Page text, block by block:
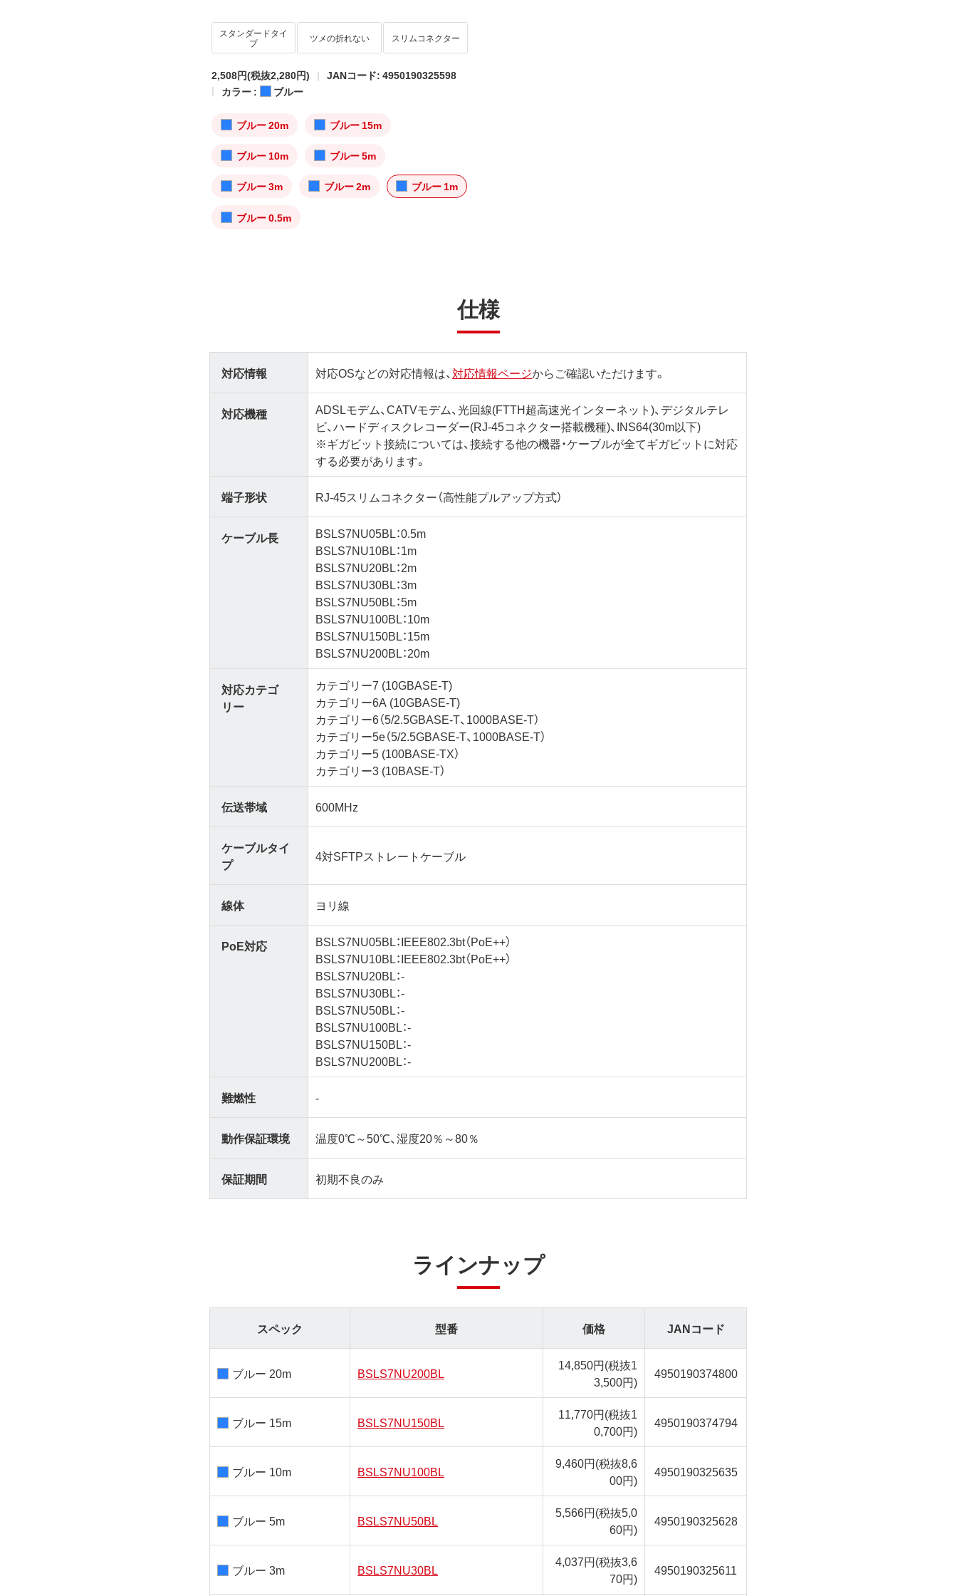
スタンダードタイ
プ ツメの折れない スリムコネクター
2,508円(税抜2,280円)
JANコード: 4950190325598
カラー :
ブルー
ブルー 20m ブルー 15m
ブルー 10m ブルー 5m
ブルー 3m ブルー 2m ブルー 1m
ブルー 0.5m
仕様
対応情報 対応OSなどの対応情報は、対応情報ページからご確認いただけます。
対応機種
ADSLモデム、CATVモデム、光回線(FTTH超高速光インターネット)、デジタルテレ
ビ、ハードディスクレコーダー(RJ-45コネクター搭載機種)、INS64(30m以下)
※ギガビット接続については、接続する他の機器・ケーブルが全てギガビットに対応
する必要があります。
端子形状 RJ-45スリムコネクター（高性能プルアップ方式）
ケーブル長
BSLS7NU05BL：0.5m
BSLS7NU10BL：1m
BSLS7NU20BL：2m
BSLS7NU30BL：3m
BSLS7NU50BL：5m
BSLS7NU100BL：10m
BSLS7NU150BL：15m
BSLS7NU200BL：20m
対応カテゴ
リー
カテゴリー7 (10GBASE-T)
カテゴリー6A (10GBASE-T)
カテゴリー6（5/2.5GBASE-T、1000BASE-T）
カテゴリー5e（5/2.5GBASE-T、1000BASE-T）
カテゴリー5 (100BASE-TX）
カテゴリー3 (10BASE-T）
伝送帯域 600MHz
ケーブルタイ
プ
4対SFTPストレートケーブル
線体 ヨリ線
PoE対応
BSLS7NU05BL：IEEE802.3bt（PoE++）
BSLS7NU10BL：IEEE802.3bt（PoE++）
BSLS7NU20BL：-
BSLS7NU30BL：-
BSLS7NU50BL：-
BSLS7NU100BL：-
BSLS7NU150BL：-
BSLS7NU200BL：-
難燃性 -
動作保証環境 温度0℃～50℃、湿度20％～80％
保証期間 初期不良のみ
ラインナップ
スペック 型番 価格 JANコード
ブルー 20m BSLS7NU200BL 14,850円(税抜1
3,500円)
4950190374800
ブルー 15m BSLS7NU150BL 11,770円(税抜1
0,700円)
4950190374794
ブルー 10m BSLS7NU100BL 9,460円(税抜8,6
00円)
4950190325635
ブルー 5m BSLS7NU50BL 5,566円(税抜5,0
60円)
4950190325628
ブルー 3m BSLS7NU30BL 4,037円(税抜3,6
70円)
4950190325611